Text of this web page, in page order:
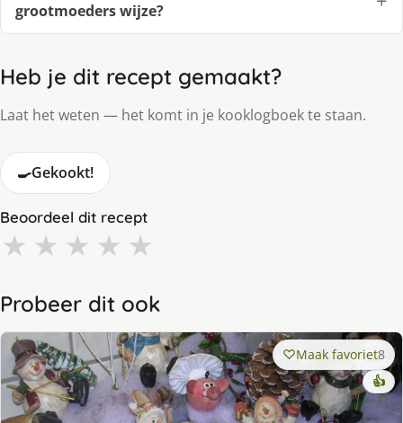
grootmoeders wijze?
Heb je dit recept gemaakt?
Laat het weten — het komt in je kooklogboek te staan.
🍳Gekookt!
Beoordeel dit recept
★ ★ ★ ★ ★
Probeer dit ook
Maak favoriet8
👍